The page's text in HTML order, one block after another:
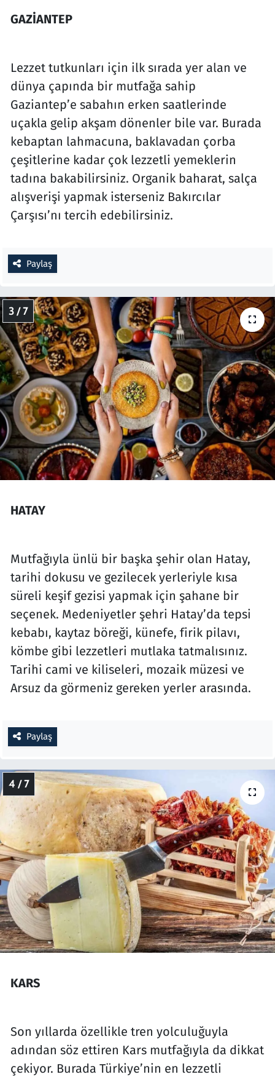
GAZİANTEP
Lezzet tutkunları için ilk sırada yer alan ve
dünya çapında bir mutfağa sahip
Gaziantep’e sabahın erken saatlerinde
uçakla gelip akşam dönenler bile var. Burada
kebaptan lahmacuna, baklavadan çorba
çeşitlerine kadar çok lezzetli yemeklerin
tadına bakabilirsiniz. Organik baharat, salça
alışverişi yapmak isterseniz Bakırcılar
Çarşısı’nı tercih edebilirsiniz.
Paylaş
3 / 7
HATAY
Mutfağıyla ünlü bir başka şehir olan Hatay,
tarihi dokusu ve gezilecek yerleriyle kısa
süreli keşif gezisi yapmak için şahane bir
seçenek. Medeniyetler şehri Hatay’da tepsi
kebabı, kaytaz böreği, künefe, firik pilavı,
kömbe gibi lezzetleri mutlaka tatmalısınız.
Tarihi cami ve kiliseleri, mozaik müzesi ve
Arsuz da görmeniz gereken yerler arasında.
Paylaş
4 / 7
KARS
Son yıllarda özellikle tren yolculuğuyla
adından söz ettiren Kars mutfağıyla da dikkat
çekiyor. Burada Türkiye’nin en lezzetli